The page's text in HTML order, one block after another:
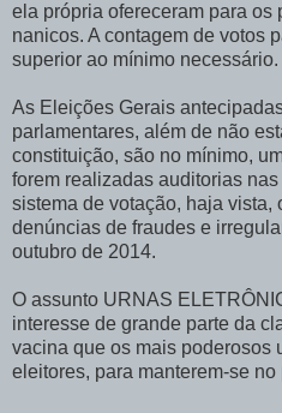
ela própria ofereceram para os
nanicos. A contagem de votos
superior ao mínimo necessário.
As Eleições Gerais
parlamentares, além de não
constituição, são no mínimo,
forem realizadas auditorias
sistema de votação, haja vista,
denúncias de fraudes e
outubro de 2014.
O assunto URNAS
interesse de grande parte da
vacina que os mais poderosos
eleitores, para manterem-se no